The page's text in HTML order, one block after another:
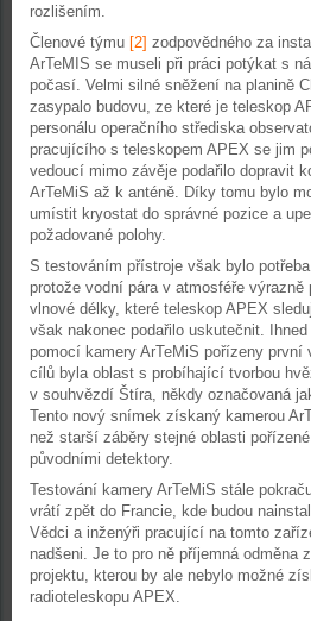
rozlišením.
Členové týmu [2] zodpovědného za
ArTeMIS se museli při práci potýkat s
počasí. Velmi silné sněžení na planině
zasypalo budovu, ze které je teleskop
personálu operačního střediska
pracujícího s teleskopem APEX se jim
vedoucí mimo závěje podařilo dopravit
ArTeMiS až k anténě. Díky tomu bylo
umístit kryostat do správné pozice a
požadované polohy.
S testováním přístroje však bylo
protože vodní pára v atmosféře výrazně
vlnové délky, které teleskop APEX
však nakonec podařilo uskutečnit.
pomocí kamery ArTeMiS pořízeny
cílů byla oblast s probíhající tvorbou
v souhvězdí Štíra, někdy označovaná
Tento nový snímek získaný kamerou
než starší záběry stejné oblasti
původními detektory.
Testování kamery ArTeMiS stále
vrátí zpět do Francie, kde budou
Vědci a inženýři pracující na tomto
nadšeni. Je to pro ně příjemná odměna
projektu, kterou by ale nebylo možné
radioteleskopu APEX.